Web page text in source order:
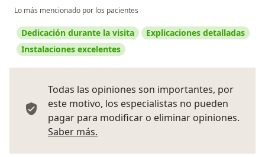
Lo más mencionado por los pacientes
Dedicación durante la visita
Explicaciones detalladas
Instalaciones excelentes
Todas las opiniones son importantes, por
este motivo, los especialistas no pueden
pagar para modificar o eliminar opiniones.
Saber más.